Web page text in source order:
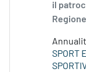
il
SPORT